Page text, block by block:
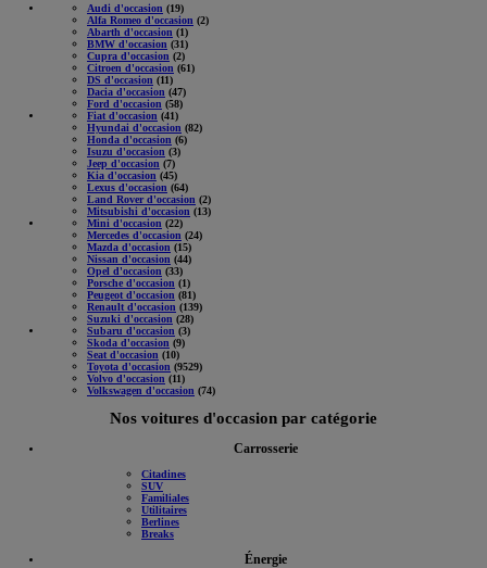
Audi d'occasion (19)
Alfa Romeo d'occasion (2)
Abarth d'occasion (1)
BMW d'occasion (31)
Cupra d'occasion (2)
Citroen d'occasion (61)
DS d'occasion (11)
Dacia d'occasion (47)
Ford d'occasion (58)
Fiat d'occasion (41)
Hyundai d'occasion (82)
Honda d'occasion (6)
Isuzu d'occasion (3)
Jeep d'occasion (7)
Kia d'occasion (45)
Lexus d'occasion (64)
Land Rover d'occasion (2)
Mitsubishi d'occasion (13)
Mini d'occasion (22)
Mercedes d'occasion (24)
Mazda d'occasion (15)
Nissan d'occasion (44)
Opel d'occasion (33)
Porsche d'occasion (1)
Peugeot d'occasion (81)
Renault d'occasion (139)
Suzuki d'occasion (28)
Subaru d'occasion (3)
Skoda d'occasion (9)
Seat d'occasion (10)
Toyota d'occasion (9529)
Volvo d'occasion (11)
Volkswagen d'occasion (74)
Nos voitures d'occasion par catégorie
Carrosserie
Citadines
SUV
Familiales
Utilitaires
Berlines
Breaks
Énergie